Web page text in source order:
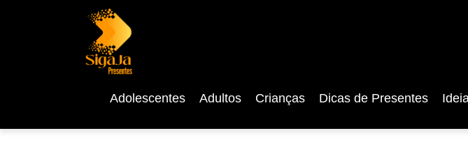
Adolescentes Adultos Crianças Dicas de Presentes